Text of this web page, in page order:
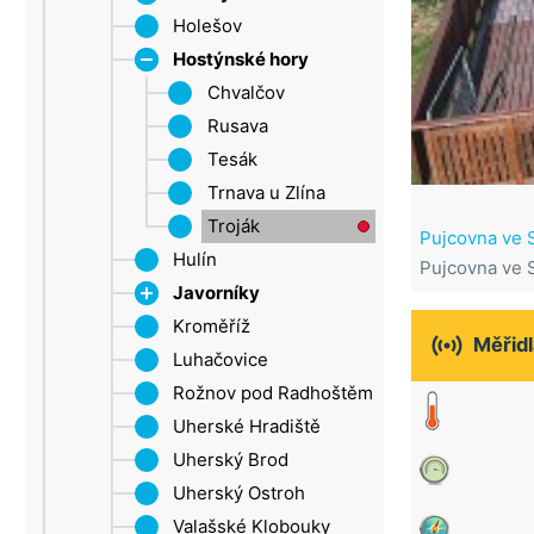
Šluknovský výběžek
Ústí nad Labem
Žatec
Roštín
Holešov
Hostýnské hory
Chvalčov
Rusava
Tesák
Trnava u Zlína
Troják
Hulín
Javorníky
Velké Karlovice
Kroměříž
Luhačovice
Rožnov pod Radhoštěm
Uherské Hradiště
Uherský Brod
Uherský Ostroh
Valašské Klobouky
Pujcovna ve
Pujcovna ve
